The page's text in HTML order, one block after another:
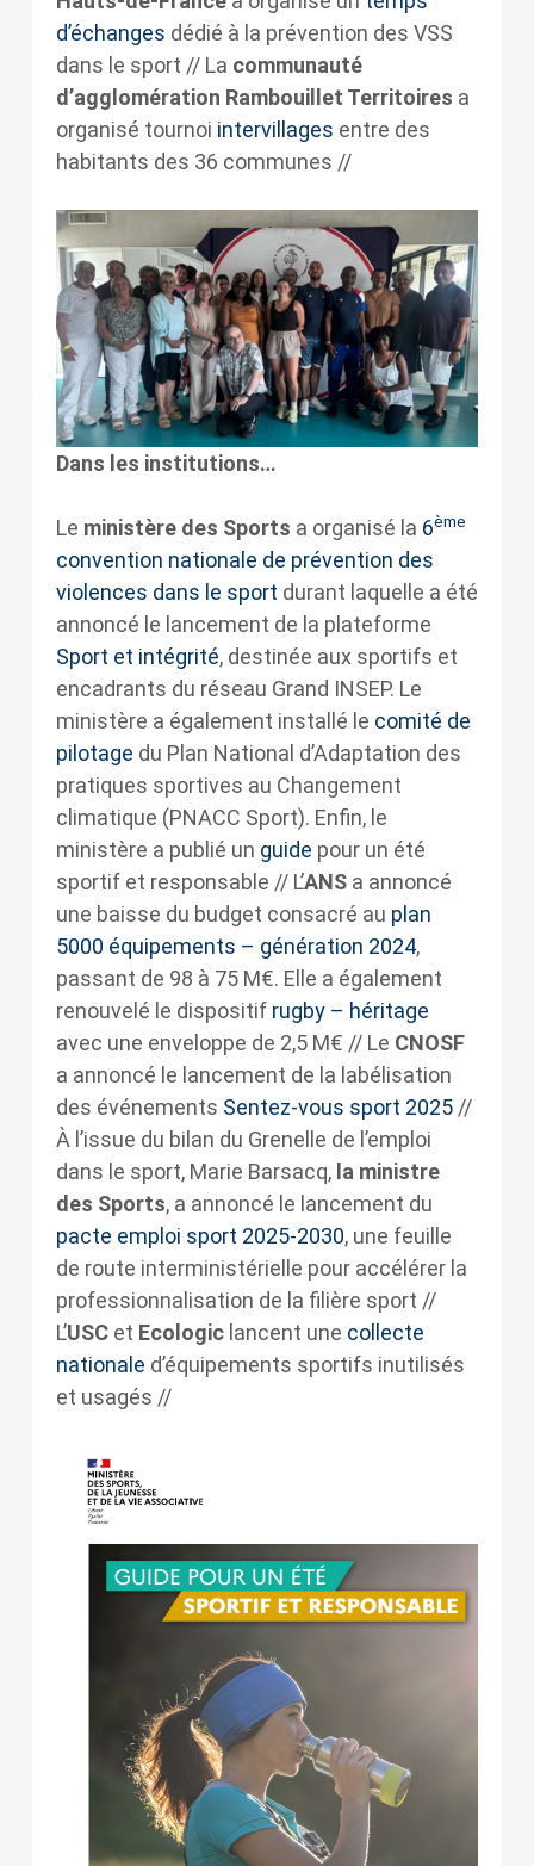
d’échanges dédié à la prévention des VSS
dans le sport // La communauté
d’agglomération Rambouillet Territoires a
organisé tournoi intervillages entre des
habitants des 36 communes //
Dans les institutions…
Le ministère des Sports a organisé la 6ème
convention nationale de prévention des
violences dans le sport durant laquelle a été
annoncé le lancement de la plateforme
Sport et intégrité, destinée aux sportifs et
encadrants du réseau Grand INSEP. Le
ministère a également installé le comité de
pilotage du Plan National d’Adaptation des
pratiques sportives au Changement
climatique (PNACC Sport). Enfin, le
ministère a publié un guide pour un été
sportif et responsable // L’ANSa annoncé
une baisse du budget consacré au plan
5000 équipements – génération 2024,
passant de 98 à 75 M€. Elle a également
renouvelé le dispositif rugby – héritage
avec une enveloppe de 2,5 M€ // Le CNOSF
a annoncé le lancement de la labélisation
des événements Sentez-vous sport 2025//
À l’issue du bilan du Grenelle de l’emploi
dans le sport, Marie Barsacq, la ministre
des Sports, a annoncé le lancement du
pacte emploi sport 2025-2030, une feuille
de route interministérielle pour accélérer la
professionnalisation de la filière sport //
L’USCet Ecologiclancent une collecte
nationale d’équipements sportifs inutilisés
et usagés //